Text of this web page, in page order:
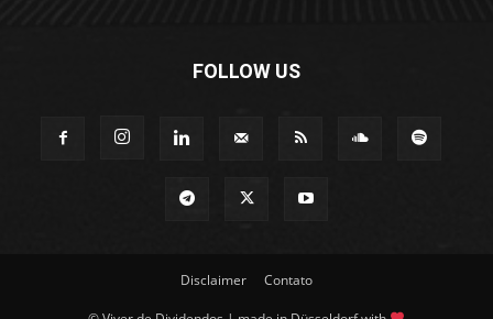
FOLLOW US
Disclaimer Contato